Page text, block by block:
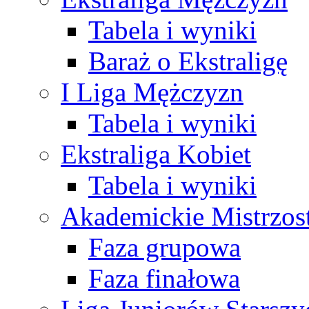
Tabela i wyniki
Baraż o Ekstraligę
I Liga Mężczyzn
Tabela i wyniki
Ekstraliga Kobiet
Tabela i wyniki
Akademickie
Faza grupowa
Faza finałowa